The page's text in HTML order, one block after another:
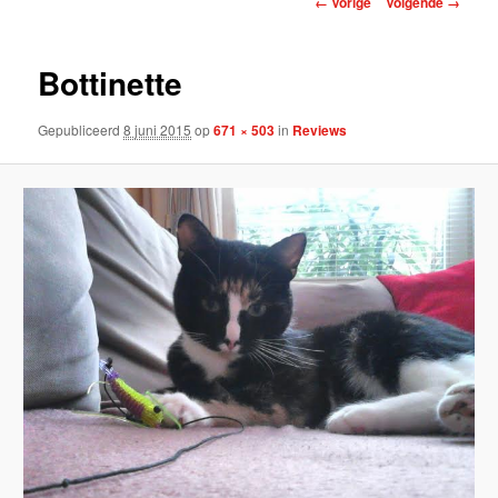
Bottinette
Gepubliceerd8 juni 2015 op671 × 503in Reviews